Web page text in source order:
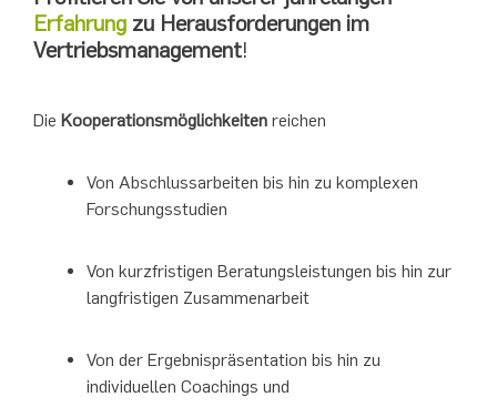
Erfahrung zu Herausforderungen im
Vertriebsmanagement!
Die Kooperationsmöglichkeiten reichen
Von Abschlussarbeiten bis hin zu komplexen
Forschungsstudien
Von kurzfristigen Beratungsleistungen bis hin zur
langfristigen Zusammenarbeit
Von der Ergebnispräsentation bis hin zu
individuellen Coachings und